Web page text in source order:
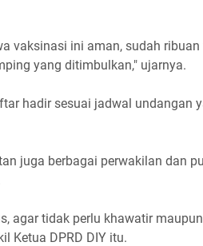
vaksinasi ini aman, sudah ribuan
yang ditimbulkan," ujarnya.
hadir sesuai jadwal undangan
juga berbagai perwakilan dan
agar tidak perlu khawatir
Ketua DPRD DIY itu.